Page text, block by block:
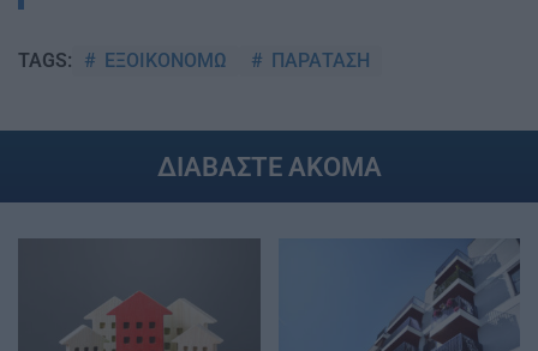
TAGS: ΕΞΟΙΚΟΝΟΜΩ ΠΑΡΑΤΑΣΗ
ΔΙΑΒΑΣΤΕ ΑΚΟΜΑ